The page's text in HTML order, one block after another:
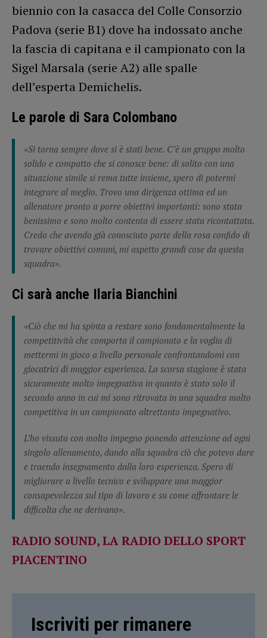
biennio con la casacca del Colle Consorzio
Padova (serie B1) dove ha indossato anche
la fascia di capitana e il campionato con la
Sigel Marsala (serie A2) alle spalle
dell’esperta Demichelis.
Le parole di Sara Colombano
«Si torna sempre dove si è stati bene. C’è un gruppo molto
solido e compatto che si conosce bene: di solito con una
situazione simile si rema tutte insieme, spero di potermi
integrare al meglio. Trovo una dirigenza ottima ed un
allenatore pronto a porre obiettivi importanti: sono stata
benissimo e sono molto contenta di essere stata ricontattata.
Credo che avendo già conosciuto parte della rosa confido di
trovare obiettivi comuni, mi aspetto grandi cose da questa
squadra».
Ci sarà anche Ilaria Bianchini
«Ciò che mi ha spinta a restare sono fondamentalmente la
competitività che comporta il campionato e la voglia di
mettermi in gioco a livello personale confrontandomi con
giocatrici di maggior esperienza. La scorsa stagione è stata
sicuramente molto impegnativa in quanto è stato solo il
secondo anno in cui mi sono ritrovata in una squadra molto
competitiva in un campionato altrettanto impegnativo.
L’ho vissuta con molto impegno ponendo attenzione ad ogni
singolo allenamento, dando alla squadra ciò che potevo dare
e traendo insegnamento dalla loro esperienza. Spero di
migliorare a livello tecnico e sviluppare una maggior
consapevolezza sul tipo di lavoro e su come affrontare le
difficolta che ne derivano».
RADIO SOUND, LA RADIO DELLO SPORT
PIACENTINO
Iscriviti per rimanere